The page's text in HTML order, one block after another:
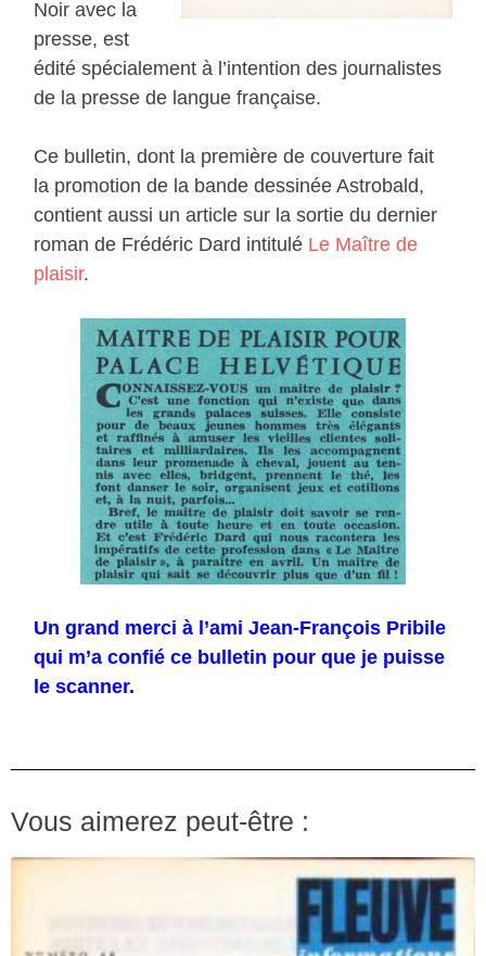
Noir avec la
presse, est
édité spécialement à l’intention des journalistes
de la presse de langue française.
Ce bulletin, dont la première de couverture fait
la promotion de la bande dessinée Astrobald,
contient aussi un article sur la sortie du dernier
roman de Frédéric Dard intitulé Le Maître de
plaisir.
Un grand merci à l’ami Jean-François Pribile
qui m’a confié ce bulletin pour que je puisse
le scanner.
Vous aimerez peut-être :